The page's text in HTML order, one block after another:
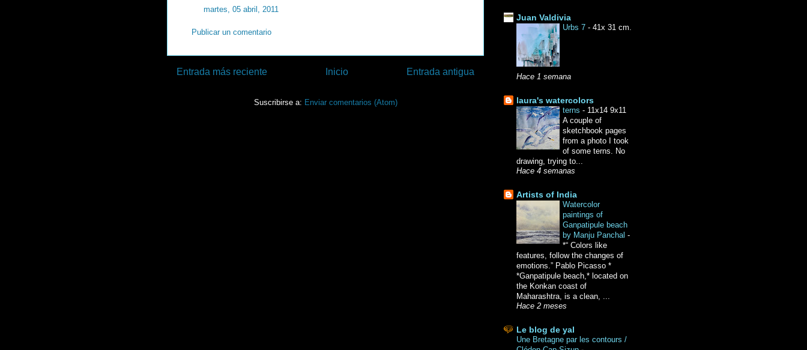
martes, 05 abril, 2011
Publicar un comentario
Entrada más reciente Entrada antigua
Inicio
Suscribirse a: Enviar comentarios (Atom)
Juan Valdivia
Urbs 7 - 41x 31 cm.
Hace 1 semana
laura's watercolors
terns - 11x14 9x11
A couple of
sketchbook pages
from a photo I took
of some terns. No
drawing, trying to...
Hace 4 semanas
Artists of India
Watercolor
paintings of
Ganpatipule beach
by Manju Panchal -
*“ Colors like
features, follow the changes of
emotions.” Pablo Picasso *
*Ganpatipule beach,* located on
the Konkan coast of
Maharashtra, is a clean, ...
Hace 2 meses
Le blog de yal
Une Bretagne par les contours /